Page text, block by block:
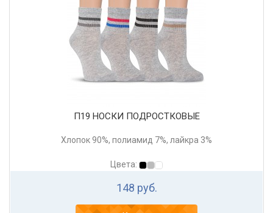
П19 НОСКИ ПОДРОСТКОВЫЕ
Хлопок 90%, полиамид 7%, лайкра 3%
Цвета:
148 руб.